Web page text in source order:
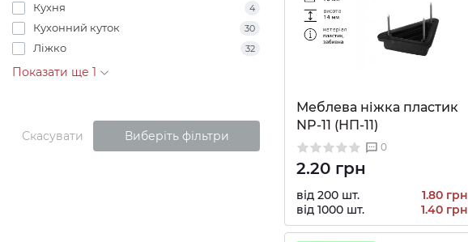
Кухня 4
Кухонний куток 30
Ліжко 32
Показати ще 1
Скасувати Виберіть фільтри
Меблева ніжка пластик
NP-11 (НП-11)
0
2.20 грн
від 200 шт.
1.80 грн
від 1000 шт.
1.40 грн